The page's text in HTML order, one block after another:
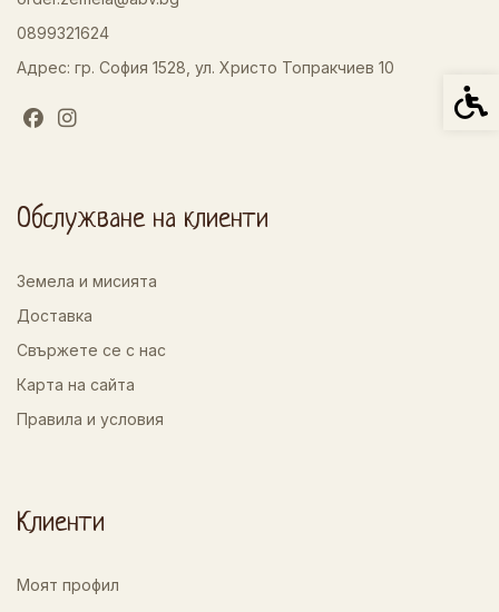
0899321624
Адрес: гр. София 1528, ул. Христо Топракчиев 10
Обслужване на клиенти
Земела и мисията
Доставка
Свържете се с нас
Карта на сайта
Правила и условия
Клиенти
Моят профил